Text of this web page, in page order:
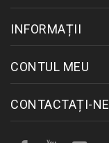
INFORMAȚII
CONTUL MEU
CONTACTAȚI-NE